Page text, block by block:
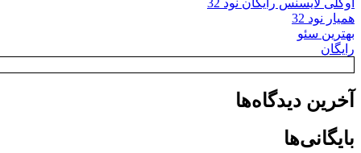
همیار نود 32
بهترین سئو
رایگان
آخرین دیدگاه‌ها
بایگانی‌ها